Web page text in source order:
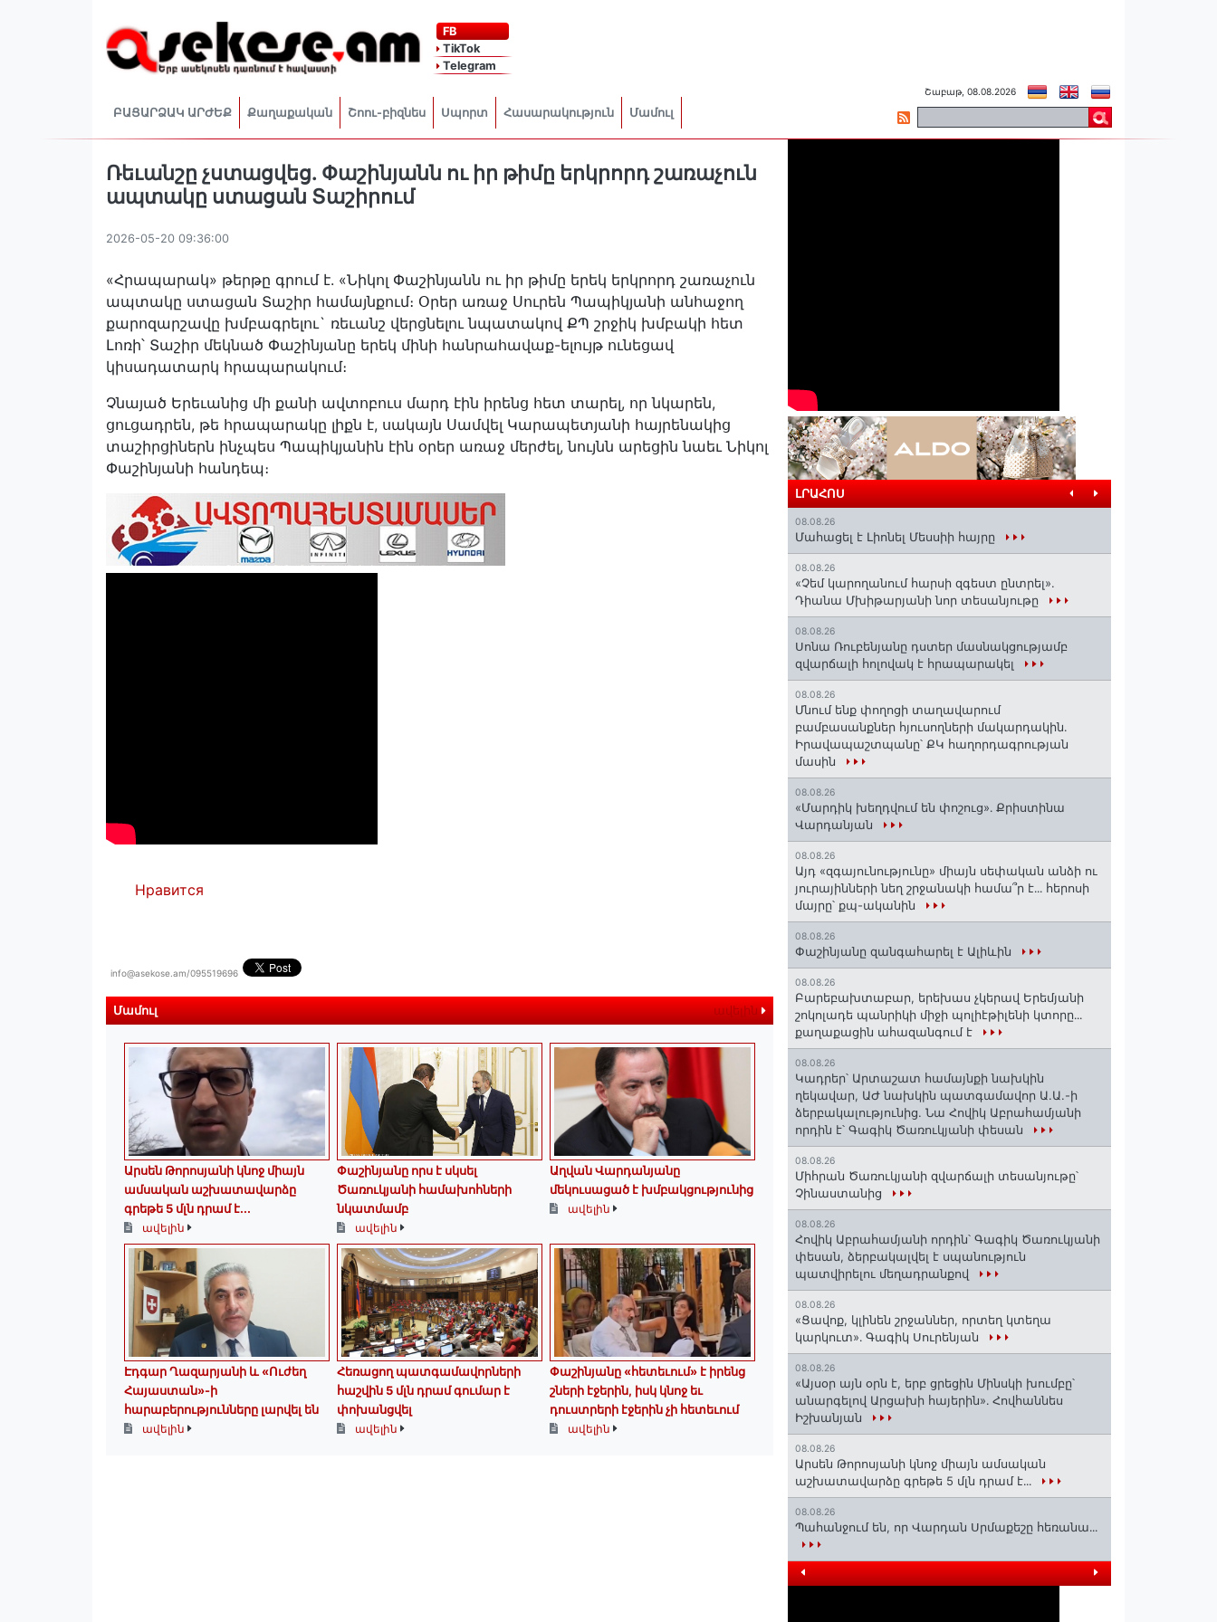
FB
TikTok
Telegram
ԲԱՑԱՐՁԱԿ ԱՐԺԵՔ Քաղաքական Շոու-բիզնես Սպորտ Հասարակություն Մամուլ
Շաբաթ, 08.08.2026
Ռեւանշը չստացվեց. Փաշինյանն ու իր թիմը երկրորդ շառաչուն
ապտակը ստացան Տաշիրում
2026-05-20 09:36:00
«Հրապարակ» թերթը գրում է. «Նիկոլ Փաշինյանն ու իր թիմը երեկ երկրորդ շառաչուն
ապտակը ստացան Տաշիր համայնքում։ Օրեր առաջ Սուրեն Պապիկյանի անհաջող
քարոզարշավը խմբագրելու` ռեւանշ վերցնելու նպատակով ՔՊ շրջիկ խմբակի հետ
Լոռի՝ Տաշիր մեկնած Փաշինյանը երեկ մինի հանրահավաք-ելույթ ունեցավ
կիսադատարկ հրապարակում։
Չնայած Երեւանից մի քանի ավտոբուս մարդ էին իրենց հետ տարել, որ նկարեն,
ցուցադրեն, թե հրապարակը լիքն է, սակայն Սամվել Կարապետյանի հայրենակից
տաշիրցիներն ինչպես Պապիկյանին էին օրեր առաջ մերժել, նույնն արեցին նաեւ Նիկոլ
Փաշինյանի հանդեպ։
Нравится
info@asekose.am/095519696
Մամուլ ավելին
Արսեն Թորոսյանի կնոջ միայն
ամսական աշխատավարձը
գրեթե 5 մլն դրամ է․․․
ավելին
Փաշինյանը որս է սկսել
Ծառուկյանի համախոհների
նկատմամբ
ավելին
Աղվան Վարդանյանը
մեկուսացած է խմբակցությունից
ավելին
Էդգար Ղազարյանի և «Ուժեղ
Հայաստան»-ի
հարաբերությունները լարվել են
ավելին
Հեռացող պատգամավորների
հաշվին 5 մլն դրամ գումար է
փոխանցվել
ավելին
Փաշինյանը «հետեւում» է իրենց
շների էջերին, իսկ կնոջ եւ
դուստրերի էջերին չի հետեւում
ավելին
ԼՐԱՀՈՍ
08.08.26
Մահացել է Լիոնել Մեսսիի հայրը
08.08.26
«Չեմ կարողանում հարսի զգեստ ընտրել».
Դիանա Մխիթարյանի նոր տեսանյութը
08.08.26
Սոնա Ռուբենյանը դստեր մասնակցությամբ
զվարճալի հոլովակ է հրապարակել
08.08.26
Մնում ենք փողոցի տաղավարում
բամբասանքներ հյուսողների մակարդակին․
Իրավապաշտպանը՝ ՔԿ հաղորդագրության
մասին
08.08.26
«Մարդիկ խեղդվում են փոշուց»․ Քրիստինա
Վարդանյան
08.08.26
Այդ «զգայունությունը» միայն սեփական անձի ու
յուրայինների նեղ շրջանակի համա՞ր է․․․ հերոսի
մայրը՝ քպ-ականին
08.08.26
Փաշինյանը զանգահարել է Ալիևին
08.08.26
Բարեբախտաբար, երեխաս չկերավ Երեմյանի
շոկոլադե պանրիկի միջի պոլիէթիլենի կտորը․․․
քաղաքացին ահազանգում է
08.08.26
Կադրեր՝ Արտաշատ համայնքի նախկին
ղեկավար, ԱԺ նախկին պատգամավոր Ա.Ա.-ի
ձերբակալությունից. Նա Հովիկ Աբրահամյանի
որդին է՝ Գագիկ Ծառուկյանի փեսան
08.08.26
Միհրան Ծառուկյանի զվարճալի տեսանյութը՝
Չինաստանից
08.08.26
Հովիկ Աբրահամյանի որդին՝ Գագիկ Ծառուկյանի
փեսան, ձերբակալվել է սպանություն
պատվիրելու մեղադրանքով
08.08.26
«Ցավոք, կլինեն շրջաններ, որտեղ կտեղա
կարկուտ»․ Գագիկ Սուրենյան
08.08.26
«Այսօր այն օրն է, երբ ցրեցին Մինսկի խումբը՝
անարգելով Արցախի հայերին»․ Հովհաննես
Իշխանյան
08.08.26
Արսեն Թորոսյանի կնոջ միայն ամսական
աշխատավարձը գրեթե 5 մլն դրամ է․․․
08.08.26
Պահանջում են, որ Վարդան Սրմաքեշը հեռանա․․․